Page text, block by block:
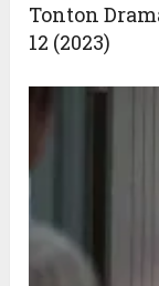
Tonton
12 (2023)